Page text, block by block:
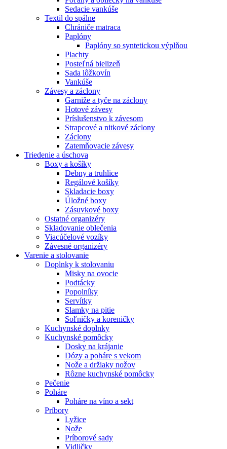
Sedacie vankúše
Textil do spálne
Chrániče matraca
Paplóny
Paplóny so syntetickou výplňou
Plachty
Posteľná bielizeň
Sada lôžkovín
Vankúše
Závesy a záclony
Garniže a tyče na záclony
Hotové závesy
Príslušenstvo k závesom
Strapcové a nitkové záclony
Záclony
Zatemňovacie závesy
Triedenie a úschova
Boxy a košíky
Debny a truhlice
Regálové košíky
Skladacie boxy
Úložné boxy
Zásuvkové boxy
Ostatné organizéry
Skladovanie oblečenia
Viacúčelové vozíky
Závesné organizéry
Varenie a stolovanie
Doplnky k stolovaniu
Misky na ovocie
Podtácky
Popolníky
Servítky
Slamky na pitie
Soľničky a koreničky
Kuchynské doplnky
Kuchynské pomôcky
Dosky na krájanie
Dózy a poháre s vekom
Nože a držiaky nožov
Rôzne kuchynské pomôcky
Pečenie
Poháre
Poháre na víno a sekt
Príbory
Lyžice
Nože
Príborové sady
Vidličky